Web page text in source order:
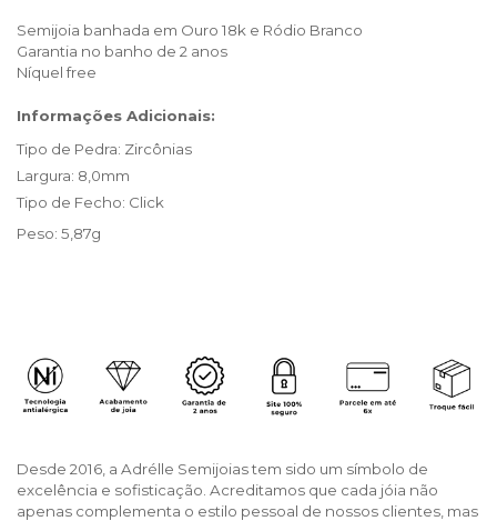
Semijoia banhada em Ouro 18k e Ródio Branco
Garantia no banho de 2 anos
Níquel free
Informações Adicionais:
Tipo de Pedra: Zircônias
Largura: 8,0mm
Tipo de Fecho: Click
Peso: 5,87g
Desde 2016, a Adrélle Semijoias tem sido um símbolo de
excelência e sofisticação. Acreditamos que cada jóia não
apenas complementa o estilo pessoal de nossos clientes, mas